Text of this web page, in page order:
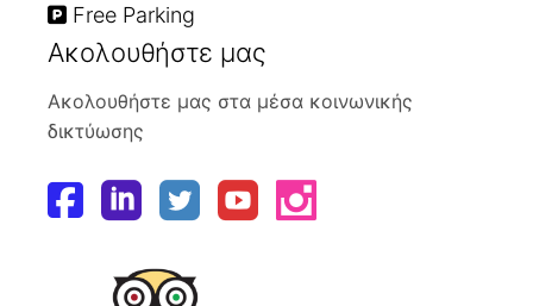
Free Parking
Ακολουθήστε μας
Ακολουθήστε μας στα μέσα κοινωνικής
δικτύωσης